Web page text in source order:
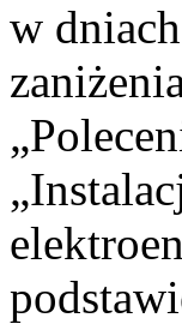
w